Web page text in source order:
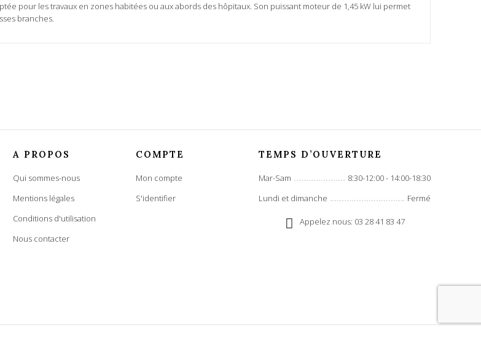
pour les travaux en zones habitées ou aux abords des hôpitaux. Son puissant moteur de 1,45 kW lui permet
branches.
Bretelle simple sangle
A PROPOS
Qui sommes-nous
Mentions légales
Conditions d'utilisation
Nous contacter
COMPTE
Mon compte
S'identifier
TEMPS D’OUVERTURE
Mar-Sam
8:30-12:00 - 14:00-18:30
Lundi et dimanche
Fermé
Appelez nous: 03 28 41 83 47